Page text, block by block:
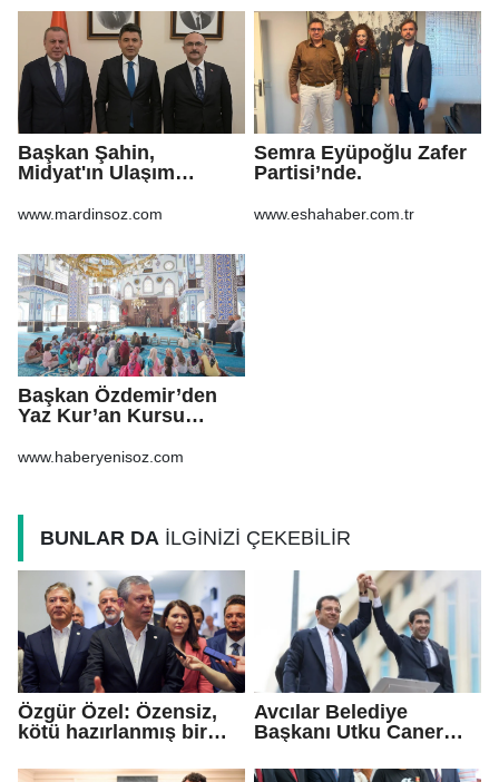
Başkan Şahin,
Midyat'ın Ulaşım
Taşıdı
www.mardinsoz.com
Semra Eyüpoğlu Zafer
Partisi’nde.
www.eshahaber.com.tr
Başkan Özdemir’den
Yaz Kur’an Kursu
www.haberyenisoz.com
BUNLAR DA İLGİNİZİ ÇEKEBİLİR
Özgür Özel: Özensiz,
kötü hazırlanmış bir
Avcılar Belediye
Başkanı Utku Caner
kararı